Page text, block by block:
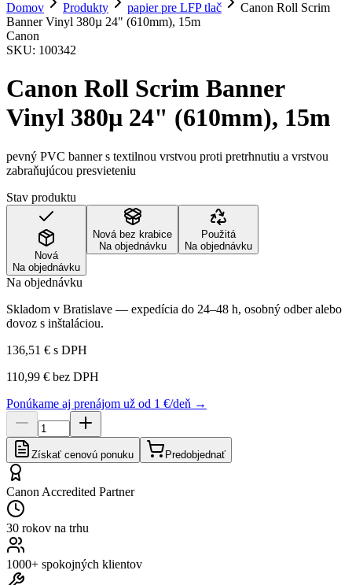
Domov Produkty papier pre LFP tlač
Canon Roll Scrim
Banner Vinyl 380µ 24" (610mm), 15m
Canon
SKU: 100342
Canon Roll Scrim Banner
Vinyl 380µ 24" (610mm), 15m
pevný PVC banner s textilnou vrstvou proti pretrhnutiu a vrstvou
zabraňujúcou presvieteniu
Stav produktu
Nová
Na objednávku
Nová bez krabice
Na objednávku
Použitá
Na objednávku
Na objednávku
Skladom v Bratislave — expedícia do 24–48 h, osobný odber alebo
dovoz s inštaláciou.
136,51 € s DPH
110,99 € bez DPH
Ponúkame aj prenájom už od 1 €/deň →
Získať cenovú ponuku Predobjednať
Canon Accredited Partner
30 rokov na trhu
1000+ spokojných klientov